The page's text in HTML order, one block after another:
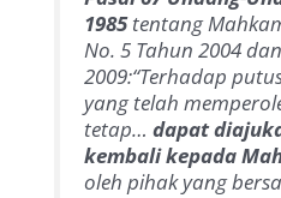
1985tentang
No. 5 Tahun 2004
2009:“Terhadap
yang telah
tetap… dapat
kembali kepada
oleh pihak yang